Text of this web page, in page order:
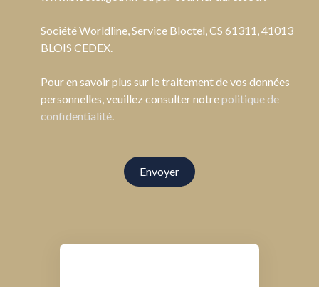
Société Worldline, Service Bloctel, CS 61311, 41013
BLOIS CEDEX.
Pour en savoir plus sur le traitement de vos données
personnelles, veuillez consulter notrepolitique de
confidentialité.
Envoyer